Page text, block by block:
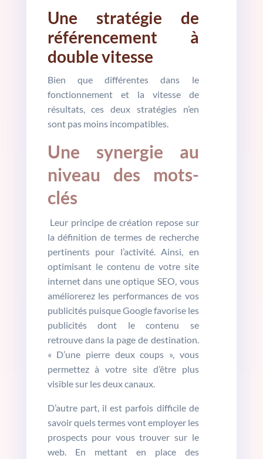
Une stratégie de
référencement à
double vitesse
Bien que différentes dans le
fonctionnement et la vitesse de
résultats, ces deux stratégies n’en
sont pas moins incompatibles.
Une synergie au
niveau des mots-
clés
Leur principe de création repose sur
la définition de termes de recherche
pertinents pour l’activité. Ainsi, en
optimisant le contenu de votre site
internet dans une optique SEO, vous
améliorerez les performances de vos
publicités puisque Google favorise les
publicités dont le contenu se
retrouve dans la page de destination.
« D’une pierre deux coups », vous
permettez à votre site d’être plus
visible sur les deux canaux.
D’autre part, il est parfois difficile de
savoir quels termes vont employer les
prospects pour vous trouver sur le
web. En mettant en place des